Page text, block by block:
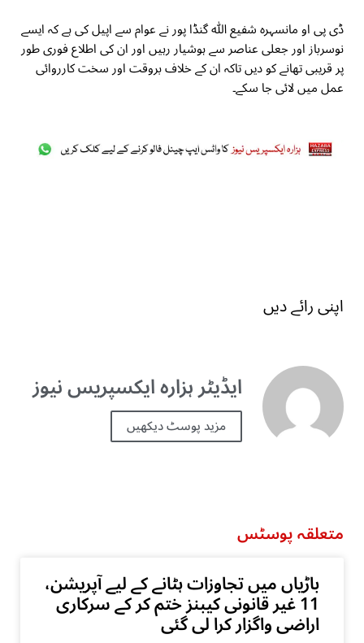
ڈی پی او مانسہرہ شفیع اللّٰہ گنڈا پور نے عوام سے اپیل کی ہے کہ ایسے
نوسرباز اور جعلی عناصر سے ہوشیار رہیں اور ان کی اطلاع فوری طور
پر قریبی تھانے کو دیں تاکہ ان کے خلاف بروقت اور سخت کارروائی
عمل میں لائی جا سکے۔
اپنی رائے دیں
ایڈیٹر ہزارہ ایکسپریس نیوز
مزید پوسٹ دیکھیں
متعلقہ پوسٹس
باڑیاں میں تجاوزات ہٹانے کے لیے آپریشن،
11 غیر قانونی کیبنز ختم کر کے سرکاری
اراضی واگزار کرا لی گئی